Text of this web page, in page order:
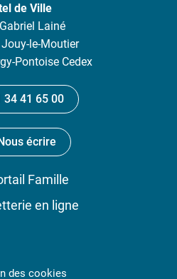
de Ville
Lainé
le-Moutier
Pontoise Cedex
34 41 65 00
écrire
Famille
en ligne
des cookies